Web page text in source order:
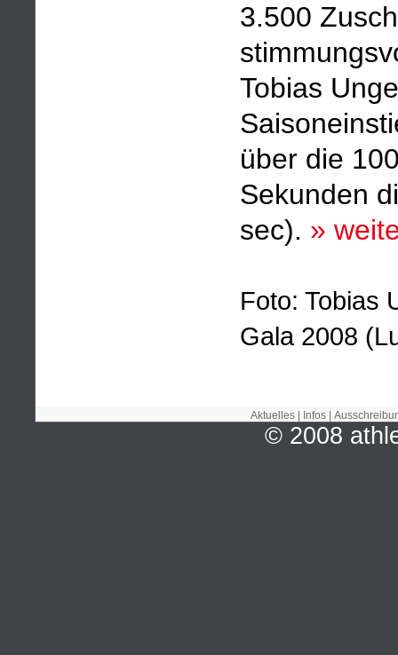
3.500
Tobias
über die
Sekunden
sec). »
Foto: Tobias
Gala 2008
Aktuelles Infos
© 2008